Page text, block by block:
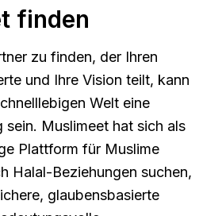
finden
zu finden, der Ihren
und Ihre Vision teilt, kann
Welt eine
sein. Muslimeet hat sich als
Plattform für Muslime
Halal-Beziehungen suchen,
glaubensbasierte